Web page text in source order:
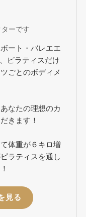
ーです
ート・バレエエ
ピラティスだけ
ごとのボディメ
なたの理想のカ
きます！
体重が６キロ増
ラティスを通し
見る